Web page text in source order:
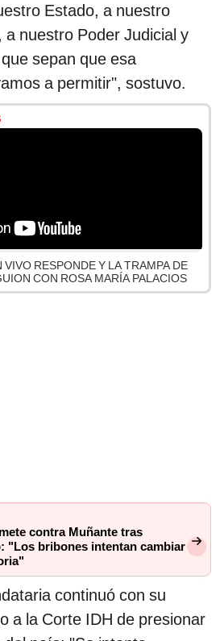
Estado, a nuestro
a nuestro Poder Judicial y
sepan que esa
a permitir", sostuvo.
RESPONDE Y LA TRAMPA DE
CON ROSA MARÍA PALACIOS
contra Muñante tras
"Los bribones intentan cambiar
continuó con su
a la Corte IDH de presionar